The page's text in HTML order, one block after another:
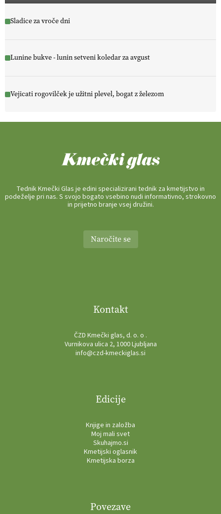
Sladice za vroče dni
Lunine bukve - lunin setveni koledar za avgust
Vejicati rogovilček je užitni plevel, bogat z železom
Tednik Kmečki Glas je edini specializirani tednik za kmetijstvo in
podeželje pri nas. S svojo bogato vsebino nudi informativno, strokovno
in prijetno branje vsej družini.
Naročite se
Kontakt
ČZD Kmečki glas, d. o. o .
Vurnikova ulica 2, 1000 Ljubljana
info@czd-kmeckiglas.si
Edicije
Knjige in založba
Moj mali svet
Skuhajmo.si
Kmetijski oglasnik
Kmetijska borza
Povezave